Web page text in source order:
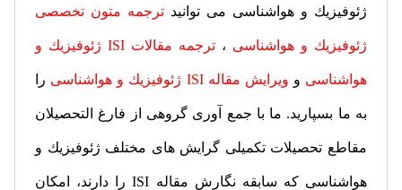
ژئوفیزیك و هواشناسی می توانید ترجمه متون تخصصی
ژئوفیزیك و هواشناسی ، ترجمه مقالات ISI ژئوفیزیك و
هواشناسی و ویرایش مقالهISI ژئوفیزیك و هواشناسی را
به ما بسپارید. ما با جمع آوری گروهی از فارغ التحصیلان
مقاطع تحصیلات تكمیلی گرایش های مختلف ژئوفیزیك و
هواشناسی كه سابقه نگارش مقاله ISIرا دارند، امكان